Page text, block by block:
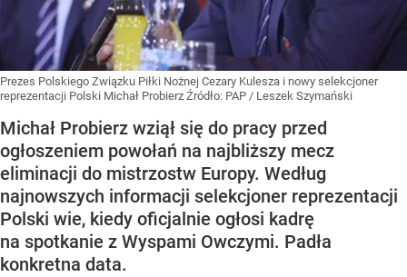
Prezes Polskiego Związku Piłki Nożnej Cezary Kulesza i nowy selekcjoner
reprezentacji Polski Michał Probierz Źródło: PAP / Leszek Szymański
Michał Probierz wziął się do pracy przed
ogłoszeniem powołań na najbliższy mecz
eliminacji do mistrzostw Europy. Według
najnowszych informacji selekcjoner reprezentacji
Polski wie, kiedy oficjalnie ogłosi kadrę
na spotkanie z Wyspami Owczymi. Padła
konkretna data.